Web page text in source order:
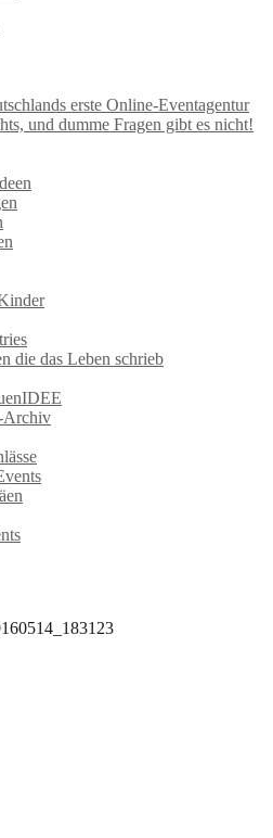
erste Online-Eventagentur
und dumme Fragen gibt es nicht!
die das Leben schrieb
Archiv